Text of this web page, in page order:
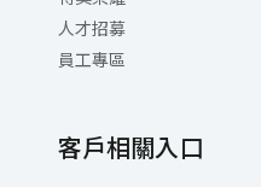
人才招募
員工專區
客戶相關入口